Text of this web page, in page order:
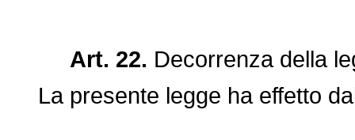
Art. 22. Decorrenza della
La presente legge ha effetto